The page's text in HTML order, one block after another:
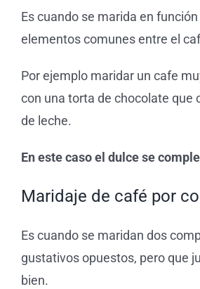
Es cuando se marida en
elementos comunes entre el
Por ejemplo maridar un cafe
con una torta de chocolate que
de leche.
En este caso el dulce se
Maridaje de café por
Es cuando se maridan dos
gustativos opuestos, pero que
bien.